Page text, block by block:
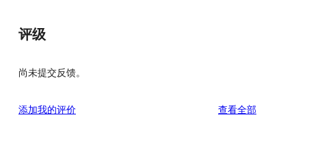
评级
尚未提交反馈。
添加我的评价 查看全部评